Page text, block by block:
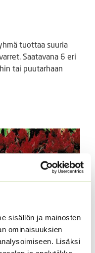
sisällön ja mainosten
ominaisuuksien
Lisäksi
tuottaa suuria
Saatavana 6 eri
tai puutarhaan
New Look
s.
€